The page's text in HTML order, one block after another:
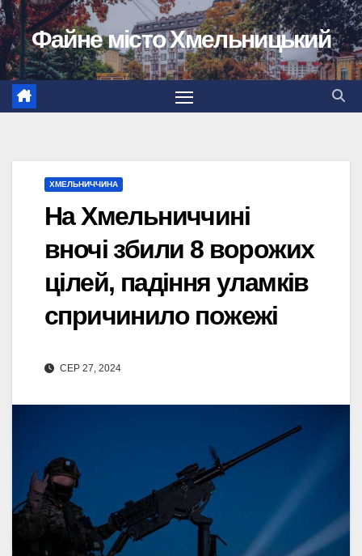
Перейти
до
вмісту
Файне місто Хмельницький
ХМЕЛЬНИЧЧИНА
​На Хмельниччині
вночі збили 8 ворожих
цілей, падіння уламків
спричинило пожежі
СЕР 27, 2024